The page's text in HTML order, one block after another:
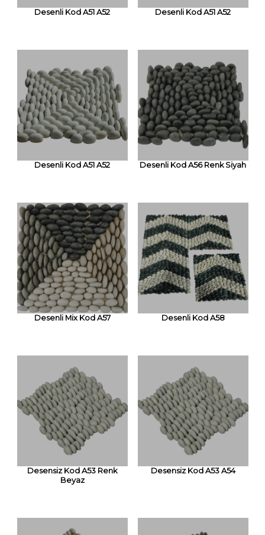
Desenli Kod A51 A52 Desenli Kod A51 A52
Desenli Kod A51 A52 Desenli Kod A56 Renk Siyah
Desenli Mix Kod A57 Desenli Kod A58
Desensiz Kod A53 Renk
Beyaz
Desensiz Kod A53 A54